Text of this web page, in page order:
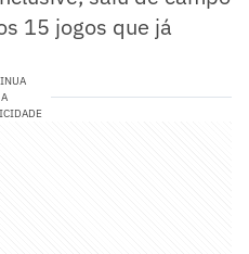
15 jogos que já